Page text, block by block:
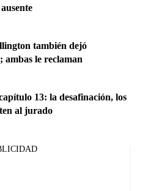
también dejó
ambas le reclaman
13: la desafinación, los
al jurado